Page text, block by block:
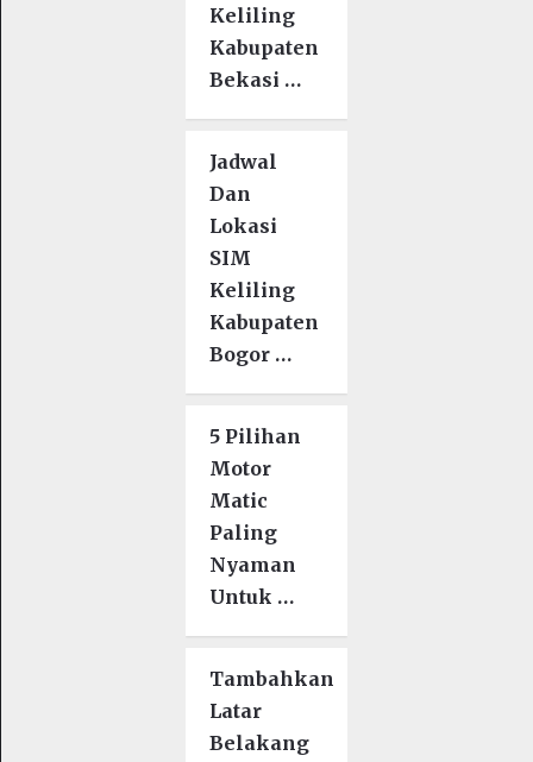
Keliling
Kabupaten
Bekasi …
Jadwal
Dan
Lokasi
SIM
Keliling
Kabupaten
Bogor …
5 Pilihan
Motor
Matic
Paling
Nyaman
Untuk …
Tambahkan
Latar
Belakang